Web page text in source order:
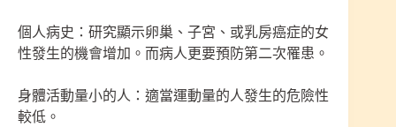
個人病史：研究顯示卵巢、子宮、或乳房癌症的女
性發生的機會增加。而病人更要預防第二次罹患。
身體活動量小的人：適當運動量的人發生的危險性
較低。